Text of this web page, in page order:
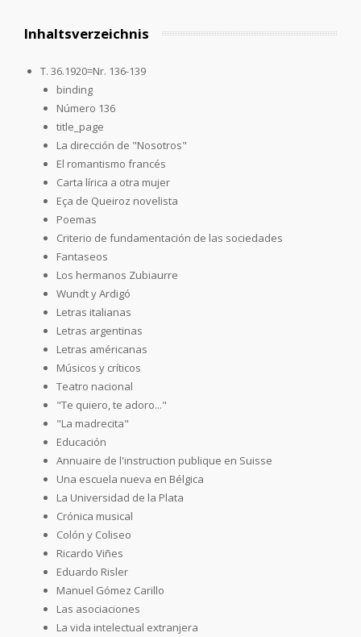
Inhaltsverzeichnis
T. 36.1920=Nr. 136-139
binding
Número 136
title_page
La dirección de "Nosotros"
El romantismo francés
Carta lírica a otra mujer
Eça de Queiroz novelista
Poemas
Criterio de fundamentación de las sociedades
Fantaseos
Los hermanos Zubiaurre
Wundt y Ardigó
Letras italianas
Letras argentinas
Letras américanas
Músicos y críticos
Teatro nacional
"Te quiero, te adoro..."
"La madrecita"
Educación
Annuaire de l'instruction publique en Suisse
Una escuela nueva en Bélgica
La Universidad de la Plata
Crónica musical
Colón y Coliseo
Ricardo Viñes
Eduardo Risler
Manuel Gómez Carillo
Las asociaciones
La vida intelectual extranjera